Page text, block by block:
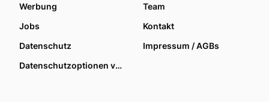
Werbung
Team
Jobs
Kontakt
Datenschutz
Impressum / AGBs
Datenschutzoptionen verwalten